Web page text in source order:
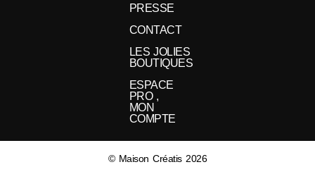
PRESSE
CONTACT
LES JOLIES
BOUTIQUES
ESPACE
PRO ,
MON
COMPTE
© Maison Créatis 2026